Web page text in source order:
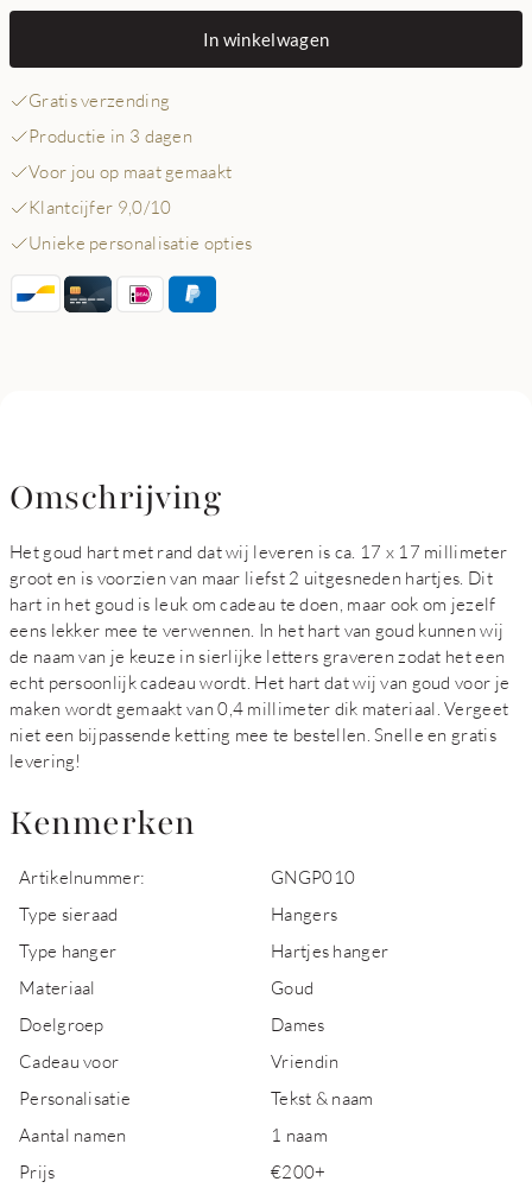
In winkelwagen
Gratis verzending
Productie in 3 dagen
Voor jou op maat gemaakt
Klantcijfer 9,0/10
Unieke personalisatie opties
Omschrijving
Het goud hart met rand dat wij leveren is ca. 17 x 17 millimeter
groot en is voorzien van maar liefst 2 uitgesneden hartjes. Dit
hart in het goud is leuk om cadeau te doen, maar ook om jezelf
eens lekker mee te verwennen. In het hart van goud kunnen wij
de naam van je keuze in sierlijke letters graveren zodat het een
echt persoonlijk cadeau wordt. Het hart dat wij van goud voor je
maken wordt gemaakt van 0,4 millimeter dik materiaal. Vergeet
niet een bijpassende ketting mee te bestellen. Snelle en gratis
levering!
Kenmerken
Artikelnummer:
GNGP010
Type sieraad
Hangers
Type hanger
Hartjes hanger
Materiaal
Goud
Doelgroep
Dames
Cadeau voor
Vriendin
Personalisatie
Tekst & naam
Aantal namen
1 naam
Prijs
€200+